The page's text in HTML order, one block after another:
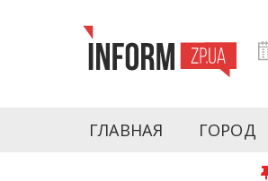
INFORM.ZP.UA –
последние новости
ГЛАВНАЯ ГОРОД